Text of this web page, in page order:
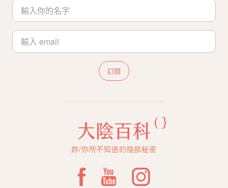
訂閱
妳/你所不知道的陰部秘密